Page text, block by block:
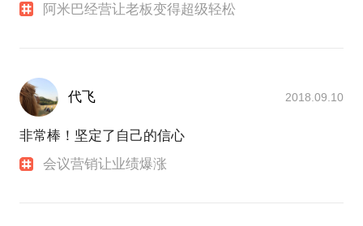
阿米巴经营让老板变得超级轻松
代飞 2018.09.10
非常棒！坚定了自己的信心
会议营销让业绩爆涨